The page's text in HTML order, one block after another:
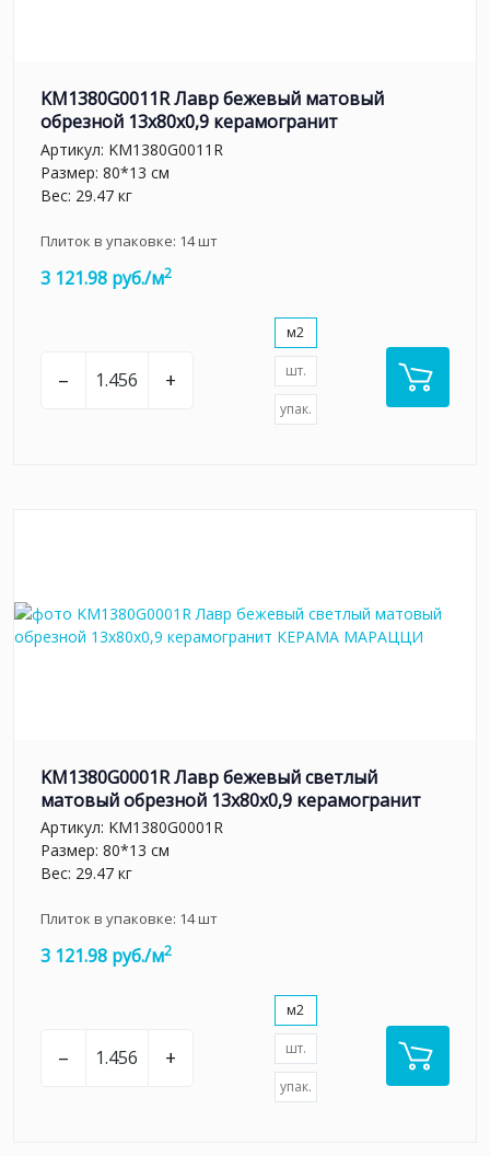
KM1380G0011R Лавр бежевый матовый
обрезной 13x80x0,9 керамогранит
Артикул: KM1380G0011R
Размер: 80*13 см
Вес: 29.47 кг
Плиток в упаковке: 14шт
3 121.98 руб./м2
– +
м2
шт.
упак.
KM1380G0001R Лавр бежевый светлый
матовый обрезной 13x80x0,9 керамогранит
Артикул: KM1380G0001R
Размер: 80*13 см
Вес: 29.47 кг
Плиток в упаковке: 14шт
3 121.98 руб./м2
– +
м2
шт.
упак.